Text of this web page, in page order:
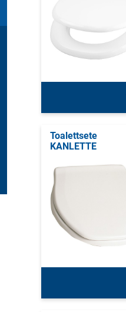
Toalettsete
KANLETTE